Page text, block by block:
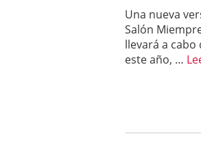
Una nueva
Salón
llevará a
este año, …